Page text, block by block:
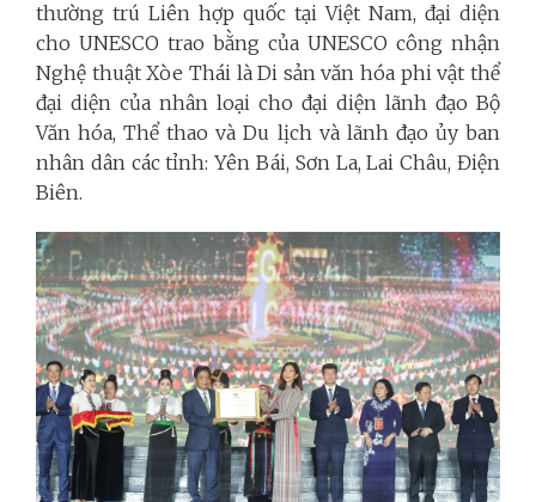
thường trú Liên hợp quốc tại Việt Nam, đại diện
cho UNESCO trao bằng của UNESCO công nhận
Nghệ thuật Xòe Thái là Di sản văn hóa phi vật thể
đại diện của nhân loại cho đại diện lãnh đạo Bộ
Văn hóa, Thể thao và Du lịch và lãnh đạo ủy ban
nhân dân các tỉnh: Yên Bái, Sơn La, Lai Châu, Điện
Biên.